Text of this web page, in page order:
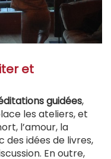
et
guidées,
les ateliers, et
l’amour, la
des idées de livres,
En outre,